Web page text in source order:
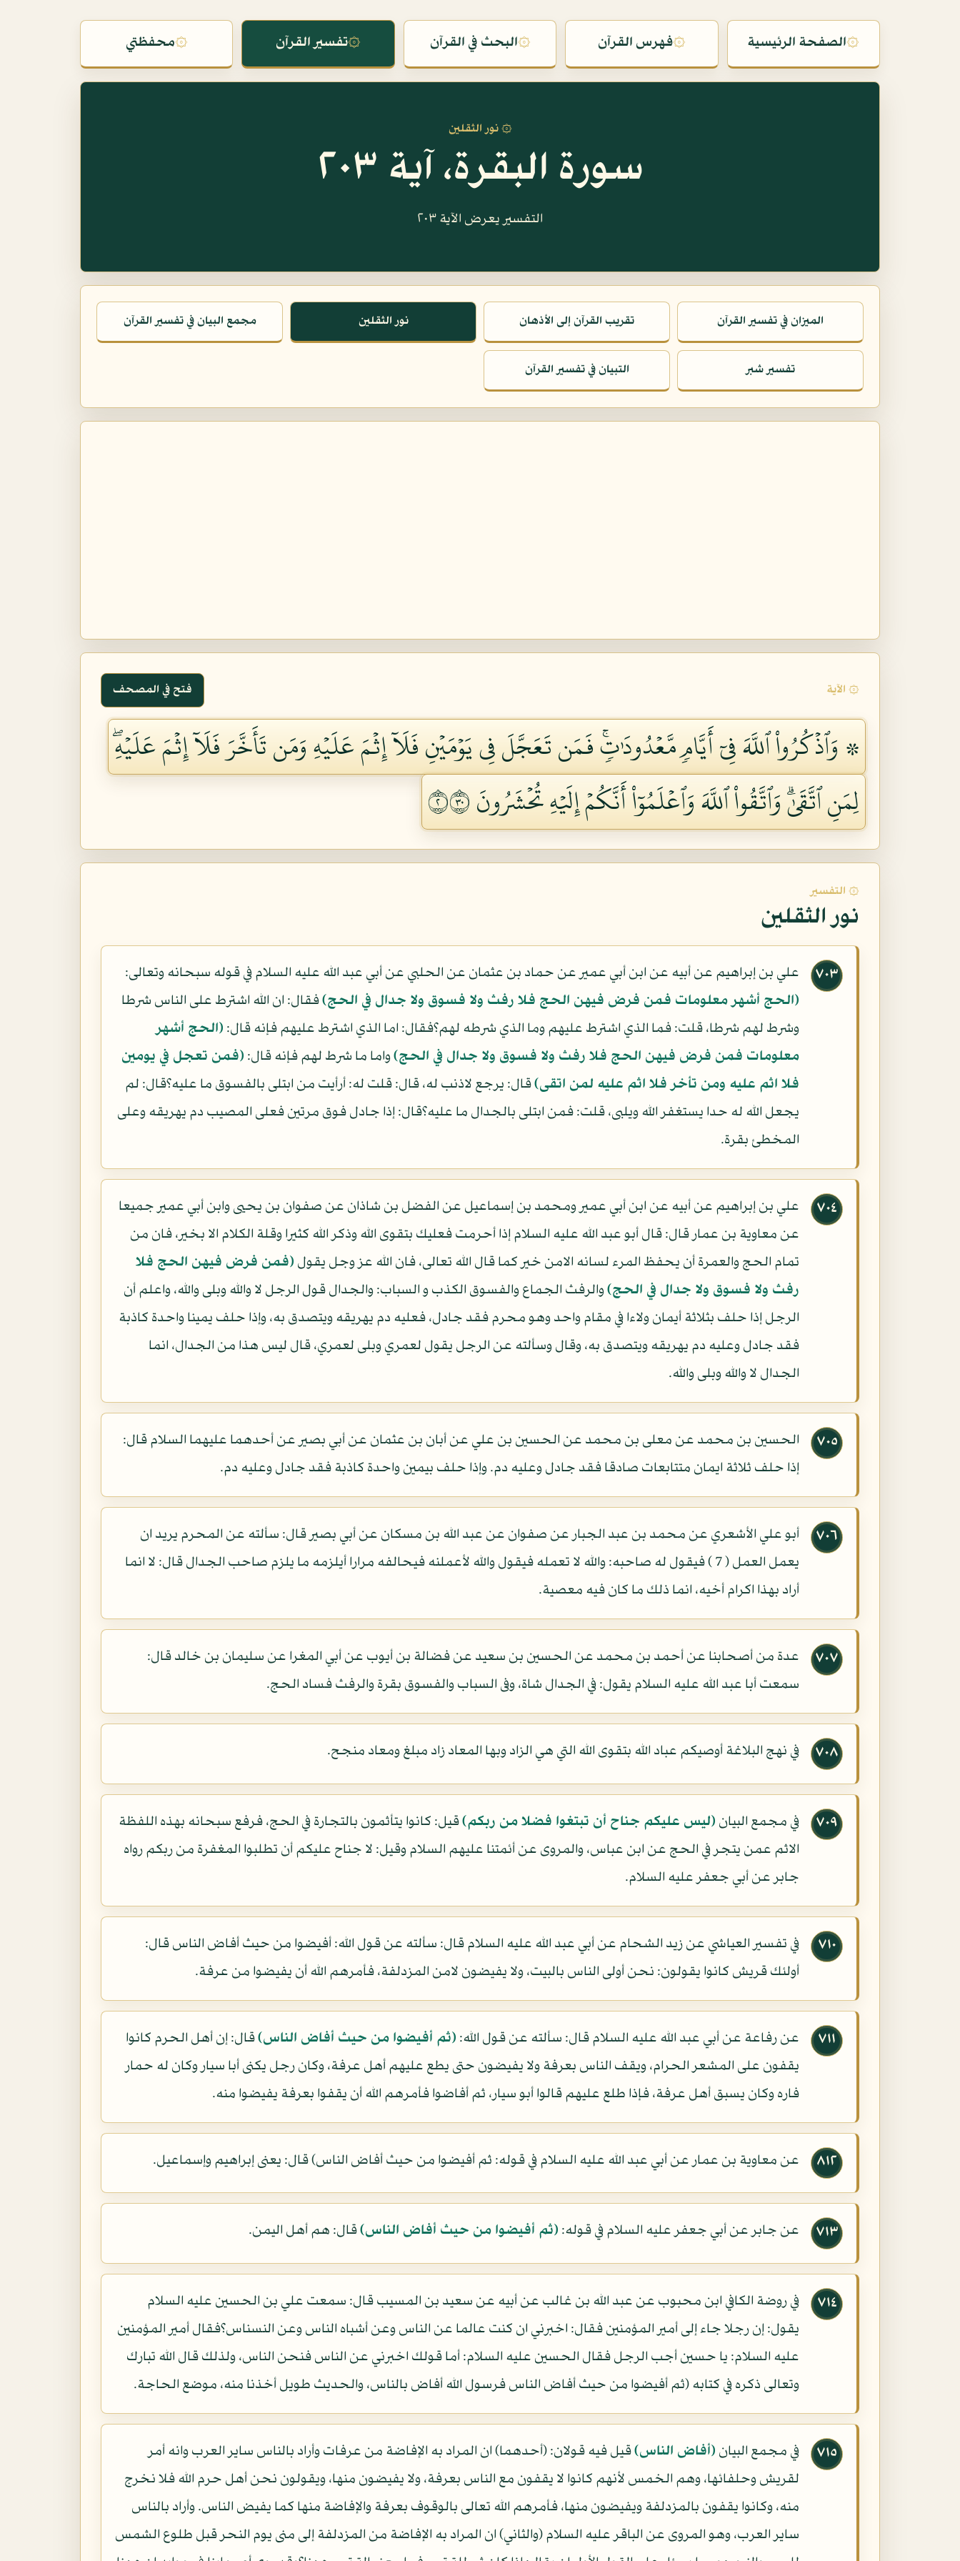
۞الصفحة الرئيسية ۞فهرس القرآن ۞البحث في القرآن ۞تفسير القرآن ۞محفظتي
۞ نور الثقلين
سورة البقرة، آية ٢٠٣
التفسير يعرض الآية ٢٠٣
الميزان في تفسير القرآن تقريب القرآن إلى الأذهان نور الثقلين مجمع البيان في تفسير القرآن
تفسير شبر التبيان في تفسير القرآن
۞ الآية فتح في المصحف
۞ وَٱذۡكُرُواْ ٱللَّهَ فِيٓ أَيَّامٖ مَّعۡدُودَٰتٖۚ فَمَن تَعَجَّلَ فِي يَوۡمَيۡنِ فَلَآ إِثۡمَ عَلَيۡهِ وَمَن تَأَخَّرَ فَلَآ إِثۡمَ عَلَيۡهِۖ
لِمَنِ ٱتَّقَىٰۗ وَٱتَّقُواْ ٱللَّهَ وَٱعۡلَمُوٓاْ أَنَّكُمۡ إِلَيۡهِ تُحۡشَرُونَ ٢٠٣
۞ التفسير
نور الثقلين
٧٠٣
علي بن إبراهيم عن أبيه عن ابن أبي عمير عن حماد بن عثمان عن الحلبي عن أبي عبد الله عليه السلام في قوله سبحانه وتعالى:
(الحج أشهر معلومات فمن فرض فيهن الحج فلا رفث ولا فسوق ولا جدال في الحج)فقال: ان الله اشترط على الناس شرطا
وشرط لهم شرطا، قلت: فما الذي اشترط عليهم وما الذي شرطه لهم؟فقال: اما الذي اشترط عليهم فإنه قال: (الحج أشهر
معلومات فمن فرض فيهن الحج فلا رفث ولا فسوق ولا جدال في الحج)واما ما شرط لهم فإنه قال: (فمن تعجل في يومين
فلا اثم عليه ومن تأخر فلا اثم عليه لمن اتقى)قال: يرجع لاذنب له، قال: قلت له: أرأيت من ابتلى بالفسوق ما عليه؟قال: لم
يجعل الله له حدا يستغفر الله ويلبى، قلت: فمن ابتلى بالجدال ما عليه؟قال: إذا جادل فوق مرتين فعلى المصيب دم يهريقه وعلى
المخطئ بقرة.
٧٠٤
علي بن إبراهيم عن أبيه عن ابن أبي عمير ومحمد بن إسماعيل عن الفضل بن شاذان عن صفوان بن يحيى وابن أبي عمير جميعا
عن معاوية بن عمار قال: قال أبو عبد الله عليه السلام إذا أحرمت فعليك بتقوى الله وذكر الله كثيرا وقلة الكلام الا بخير، فان من
تمام الحج والعمرة أن يحفظ المرء لسانه الامن خير كما قال الله تعالى، فان الله عز وجل يقول (فمن فرض فيهن الحج فلا
رفث ولا فسوق ولا جدال في الحج)والرفث الجماع والفسوق الكذب و السباب: والجدال قول الرجل لا والله وبلى والله، واعلم أن
الرجل إذا حلف بثلاثة أيمان ولاءا في مقام واحد وهو محرم فقد جادل، فعليه دم يهريقه ويتصدق به، وإذا حلف يمينا واحدة كاذبة
فقد جادل وعليه دم يهريقه ويتصدق به، وقال وسألته عن الرجل يقول لعمري وبلى لعمري، قال ليس هذا من الجدال، انما
الجدال لا والله وبلى والله.
٧٠٥
الحسين بن محمد عن معلى بن محمد عن الحسين بن علي عن أبان بن عثمان عن أبي بصير عن أحدهما عليهما السلام قال:
إذا حلف ثلاثة ايمان متتابعات صادقا فقد جادل وعليه دم. وإذا حلف بيمين واحدة كاذبة فقد جادل وعليه دم.
٧٠٦
أبو علي الأشعري عن محمد بن عبد الجبار عن صفوان عن عبد الله بن مسكان عن أبي بصير قال: سألته عن المحرم يريد ان
يعمل العمل ( 7 ) فيقول له صاحبه: والله لا تعمله فيقول والله لأعملنه فيحالفه مرارا أيلزمه ما يلزم صاحب الجدال قال: لا انما
أراد بهذا اكرام أخيه، انما ذلك ما كان فيه معصية.
٧٠٧
عدة من أصحابنا عن أحمد بن محمد عن الحسين بن سعيد عن فضالة بن أيوب عن أبي المغرا عن سليمان بن خالد قال:
سمعت أبا عبد الله عليه السلام يقول: في الجدال شاة، وفى السباب والفسوق بقرة والرفث فساد الحج.
٧٠٨ في نهج البلاغة أوصيكم عباد الله بتقوى الله التي هي الزاد وبها المعاد زاد مبلغ ومعاد منجح.
٧٠٩ في مجمع البيان (ليس عليكم جناح أن تبتغوا فضلا من ربكم)قيل: كانوا يتأثمون بالتجارة في الحج، فرفع سبحانه بهذه اللفظة
الاثم عمن يتجر في الحج عن ابن عباس، والمروى عن أئمتنا عليهم السلام وقيل: لا جناح عليكم أن تطلبوا المغفرة من ربكم رواه
جابر عن أبي جعفر عليه السلام.
٧١٠
في تفسير العياشي عن زيد الشحام عن أبي عبد الله عليه السلام قال: سألته عن قول الله: أفيضوا من حيث أفاض الناس قال:
أولئك قريش كانوا يقولون: نحن أولى الناس بالبيت، ولا يفيضون لامن المزدلفة، فأمرهم الله أن يفيضوا من عرفة.
٧١١ عن رفاعة عن أبي عبد الله عليه السلام قال: سألته عن قول الله: (ثم أفيضوا من حيث أفاض الناس)قال: إن أهل الحرم كانوا
يقفون على المشعر الحرام، ويقف الناس بعرفة ولا يفيضون حتى يطع عليهم أهل عرفة، وكان رجل يكنى أبا سيار وكان له حمار
فاره وكان يسبق أهل عرفة، فإذا طلع عليهم قالوا أبو سيار، ثم أفاضوا فأمرهم الله أن يقفوا بعرفة يفيضوا منه.
٨١٢ عن معاوية بن عمار عن أبي عبد الله عليه السلام في قوله: ثم أفيضوا من حيث أفاض الناس) قال: يعنى إبراهيم وإسماعيل.
٧١٣ عن جابر عن أبي جعفر عليه السلام في قوله: (ثم أفيضوا من حيث أفاض الناس)قال: هم أهل اليمن.
٧١٤
في روضة الكافي ابن محبوب عن عبد الله بن غالب عن أبيه عن سعيد بن المسيب قال: سمعت علي بن الحسين عليه السلام
يقول: إن رجلا جاء إلى أمير المؤمنين فقال: اخبرني ان كنت عالما عن الناس وعن أشباه الناس وعن النسناس؟فقال أمير المؤمنين
عليه السلام: يا حسين أجب الرجل فقال الحسين عليه السلام: أما قولك اخبرني عن الناس فنحن الناس، ولذلك قال الله تبارك
وتعالى ذكره في كتابه (ثم أفيضوا من حيث أفاض الناس فرسول الله أفاض بالناس، والحديث طويل أخذنا منه، موضع الحاجة.
٧١٥ في مجمع البيان (أفاض الناس)قيل فيه قولان: (أحدهما) ان المراد به الإفاضة من عرفات وأراد بالناس ساير العرب وانه أمر
لقريش وحلفائها، وهم الخمس لأنهم كانوا لا يقفون مع الناس بعرفة، ولا يفيضون منها، ويقولون نحن أهل حرم الله فلا نخرج
منه، وكانوا يقفون بالمزدلفة ويفيضون منها، فأمرهم الله تعالى بالوقوف بعرفة والإفاضة منها كما يفيض الناس. وأراد بالناس
ساير العرب، وهو المروى عن الباقر عليه السلام (والثاني) ان المراد به الإفاضة من المزدلفة إلى منى يوم النحر قبل طلوع الشمس